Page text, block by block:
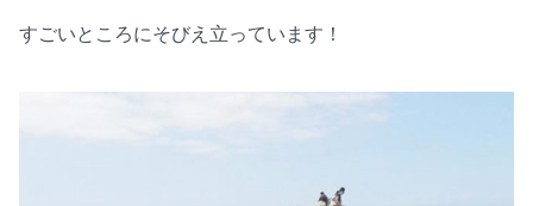
すごいところにそびえ立っています！